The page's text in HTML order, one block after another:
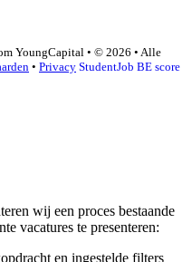
YoungCapital • © 2026 • Alle
• Privacy StudentJob BE score
wij een proces bestaande
vacatures te presenteren:
en ingestelde filters